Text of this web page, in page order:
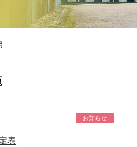
お知らせ
表